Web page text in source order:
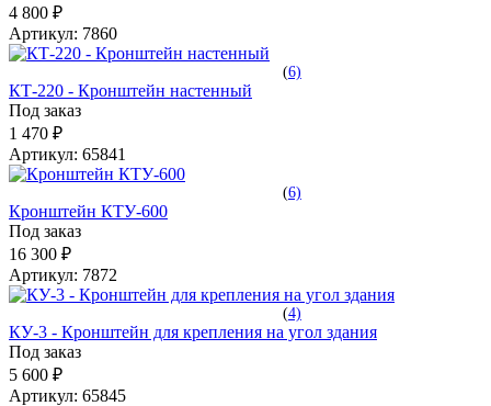
4 800 ₽
Артикул: 7860
(6)
КТ-220 - Кронштейн настенный
Под заказ
1 470 ₽
Артикул: 65841
(6)
Кронштейн КТУ-600
Под заказ
16 300 ₽
Артикул: 7872
(4)
КУ-3 - Кронштейн для крепления на угол здания
Под заказ
5 600 ₽
Артикул: 65845